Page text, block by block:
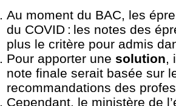
Au moment du BAC, les
du COVID : les notes des
plus le critère pour admis
Pour apporter une solution,
note finale serait basée sur
recommandations des
Cependant, le ministère de